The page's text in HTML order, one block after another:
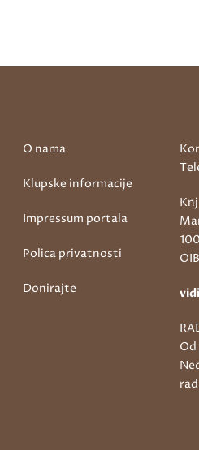
O nama
Klupske informacije
Impressum portala
Polica privatnosti
Donirajte